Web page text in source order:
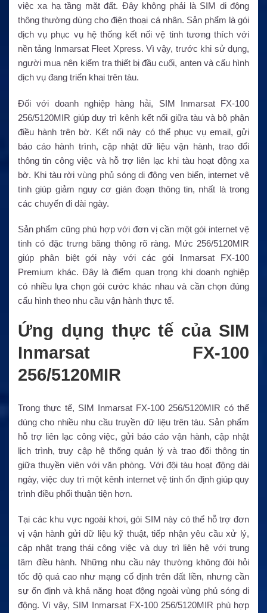
việc xa hạ tầng mặt đất. Đây không phải là SIM di động
thông thường dùng cho điện thoại cá nhân. Sản phẩm là gói
dịch vụ phục vụ hệ thống kết nối vệ tinh tương thích với
nền tảng Inmarsat Fleet Xpress. Vì vậy, trước khi sử dụng,
người mua nên kiểm tra thiết bị đầu cuối, anten và cấu hình
dịch vụ đang triển khai trên tàu.
Đối với doanh nghiệp hàng hải, SIM Inmarsat FX-100
256/5120MIR giúp duy trì kênh kết nối giữa tàu và bộ phận
điều hành trên bờ. Kết nối này có thể phục vụ email, gửi
báo cáo hành trình, cập nhật dữ liệu vận hành, trao đổi
thông tin công việc và hỗ trợ liên lạc khi tàu hoạt động xa
bờ. Khi tàu rời vùng phủ sóng di động ven biển, internet vệ
tinh giúp giảm nguy cơ gián đoạn thông tin, nhất là trong
các chuyến đi dài ngày.
Sản phẩm cũng phù hợp với đơn vị cần một gói internet vệ
tinh có đặc trưng băng thông rõ ràng. Mức 256/5120MIR
giúp phân biệt gói này với các gói Inmarsat FX-100
Premium khác. Đây là điểm quan trọng khi doanh nghiệp
có nhiều lựa chọn gói cước khác nhau và cần chọn đúng
cấu hình theo nhu cầu vận hành thực tế.
Ứng dụng thực tế của SIM
Inmarsat FX-100
256/5120MIR
Trong thực tế, SIM Inmarsat FX-100 256/5120MIR có thể
dùng cho nhiều nhu cầu truyền dữ liệu trên tàu. Sản phẩm
hỗ trợ liên lạc công việc, gửi báo cáo vận hành, cập nhật
lịch trình, truy cập hệ thống quản lý và trao đổi thông tin
giữa thuyền viên với văn phòng. Với đội tàu hoạt động dài
ngày, việc duy trì một kênh internet vệ tinh ổn định giúp quy
trình điều phối thuận tiện hơn.
Tại các khu vực ngoài khơi, gói SIM này có thể hỗ trợ đơn
vị vận hành gửi dữ liệu kỹ thuật, tiếp nhận yêu cầu xử lý,
cập nhật trạng thái công việc và duy trì liên hệ với trung
tâm điều hành. Những nhu cầu này thường không đòi hỏi
tốc độ quá cao như mạng cố định trên đất liền, nhưng cần
sự ổn định và khả năng hoạt động ngoài vùng phủ sóng di
động. Vì vậy, SIM Inmarsat FX-100 256/5120MIR phù hợp